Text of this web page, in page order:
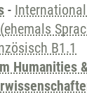
-
B1.1
Humanities